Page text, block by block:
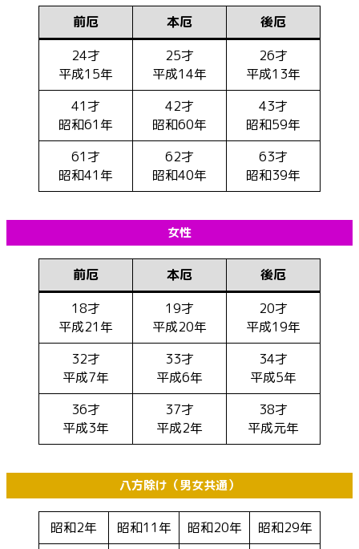
前厄 本厄
後厄
24才
平成15年
25才
平成14年
26才
平成13年
41才
昭和61年
42才
昭和60年
43才
昭和59年
61才
昭和41年
62才
昭和40年
63才
昭和39年
女性
前厄 本厄
後厄
18才
平成21年
19才
平成20年
20才
平成19年
32才
平成7年
33才
平成6年
34才
平成5年
36才
平成3年
37才
平成2年
38才
平成元年
八方除け（男女共通）
昭和2年 昭和11年 昭和20年
昭和29年